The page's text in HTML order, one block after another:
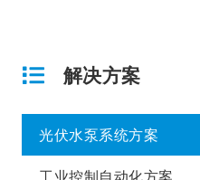
解决方案
光伏水泵系统方案